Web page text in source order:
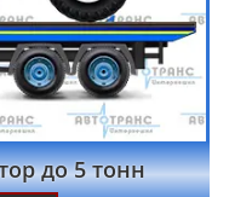
до 5 тонн